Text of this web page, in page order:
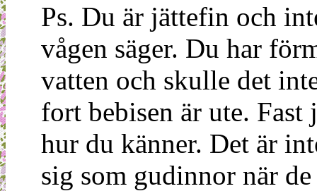
Ps. Du är jättefin och
vågen säger. Du har
vatten och skulle det
fort bebisen är ute.
hur du känner. Det är
sig som gudinnor när